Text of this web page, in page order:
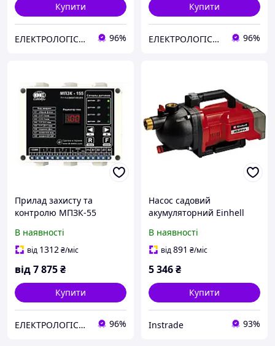
Купити
ЕЛЕКТРОЛОГІСТИК 96%
Купити
ЕЛЕКТРОЛОГІСТИК 96%
Прилад захисту та
контролю МПЗК-55
В наявності
від 1312₴/міс
від7 875₴
Купити
ЕЛЕКТРОЛОГІСТИК 96%
Насос садовий
акумуляторний Einhell
В наявності
від891 ₴/міс
5 346₴
Купити
Instrade 93%